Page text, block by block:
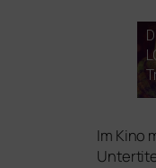
Im Kino